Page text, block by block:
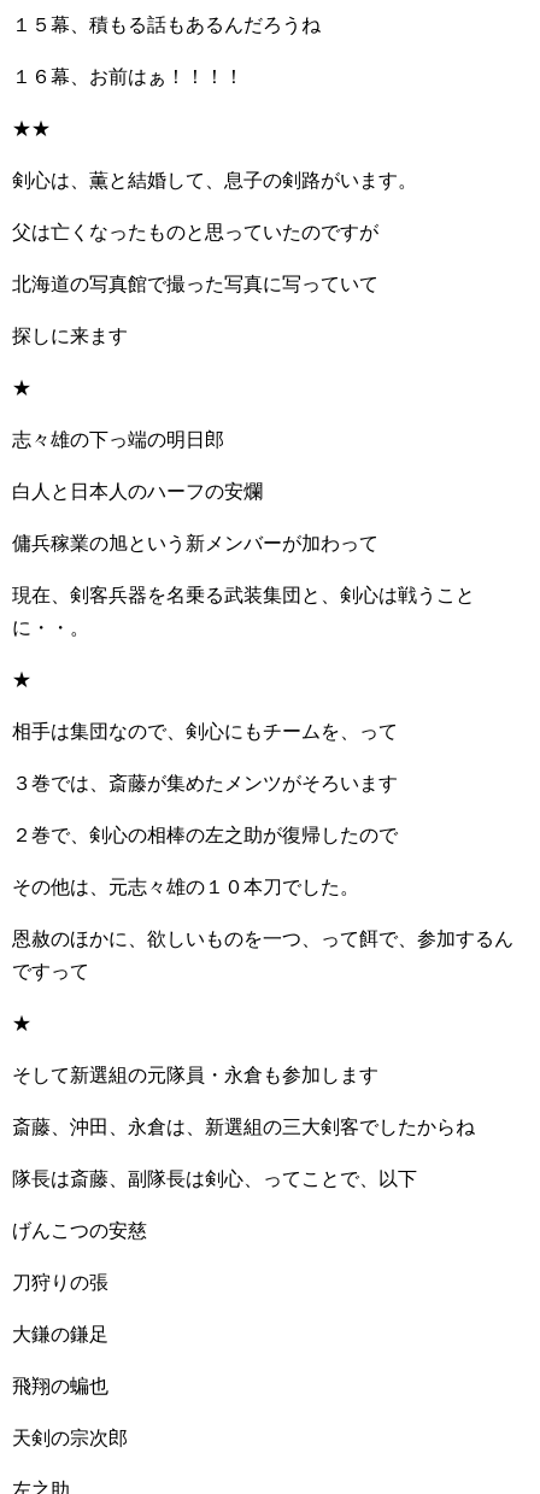
１５幕、積もる話もあるんだろうね
１６幕、お前はぁ！！！！
★★
剣心は、薫と結婚して、息子の剣路がいます。
父は亡くなったものと思っていたのですが
北海道の写真館で撮った写真に写っていて
探しに来ます
★
志々雄の下っ端の明日郎
白人と日本人のハーフの安爛
傭兵稼業の旭という新メンバーが加わって
現在、剣客兵器を名乗る武装集団と、剣心は戦うこと
に・・。
★
相手は集団なので、剣心にもチームを、って
３巻では、斎藤が集めたメンツがそろいます
２巻で、剣心の相棒の左之助が復帰したので
その他は、元志々雄の１０本刀でした。
恩赦のほかに、欲しいものを一つ、って餌で、参加するん
ですって
★
そして新選組の元隊員・永倉も参加します
斎藤、沖田、永倉は、新選組の三大剣客でしたからね
隊長は斎藤、副隊長は剣心、ってことで、以下
げんこつの安慈
刀狩りの張
大鎌の鎌足
飛翔の蝙也
天剣の宗次郎
左之助、